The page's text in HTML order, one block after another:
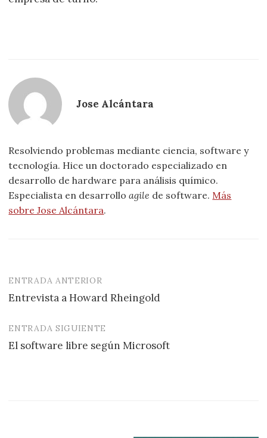
Jose Alcántara
Resolviendo problemas mediante ciencia, software y
tecnología. Hice un doctorado especializado en
desarrollo de hardware para análisis químico.
Especialista en desarrolloagile de software. Más
sobre Jose Alcántara.
Navegación
de
entradas
ENTRADA ANTERIOR
Entrevista a Howard Rheingold
ENTRADA SIGUIENTE
El software libre según Microsoft